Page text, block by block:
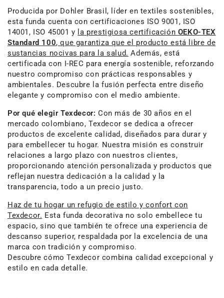
Producida por Dohler Brasil, líder en textiles sostenibles,
esta funda cuenta con certificaciones ISO 9001, ISO
14001, ISO 45001 y la prestigiosa certificación OEKO-TEX
Standard 100, que garantiza que el producto está libre de
sustancias nocivas para la salud. Además, está
certificada con I-REC para energía sostenible, reforzando
nuestro compromiso con prácticas responsables y
ambientales. Descubre la fusión perfecta entre diseño
elegante y compromiso con el medio ambiente.
Por qué elegir Texdecor: Con más de 30 años en el
mercado colombiano, Texdecor se dedica a ofrecer
productos de excelente calidad, diseñados para durar y
para embellecer tu hogar. Nuestra misión es construir
relaciones a largo plazo con nuestros clientes,
proporcionando atención personalizada y productos que
reflejan nuestra dedicación a la calidad y la
transparencia, todo a un precio justo.
Haz de tu hogar un refugio de estilo y confort con
Texdecor. Esta funda decorativa no solo embellece tu
espacio, sino que también te ofrece una experiencia de
descanso superior, respaldada por la excelencia de una
marca con tradición y compromiso.
Descubre cómo Texdecor combina calidad excepcional y
estilo en cada detalle.